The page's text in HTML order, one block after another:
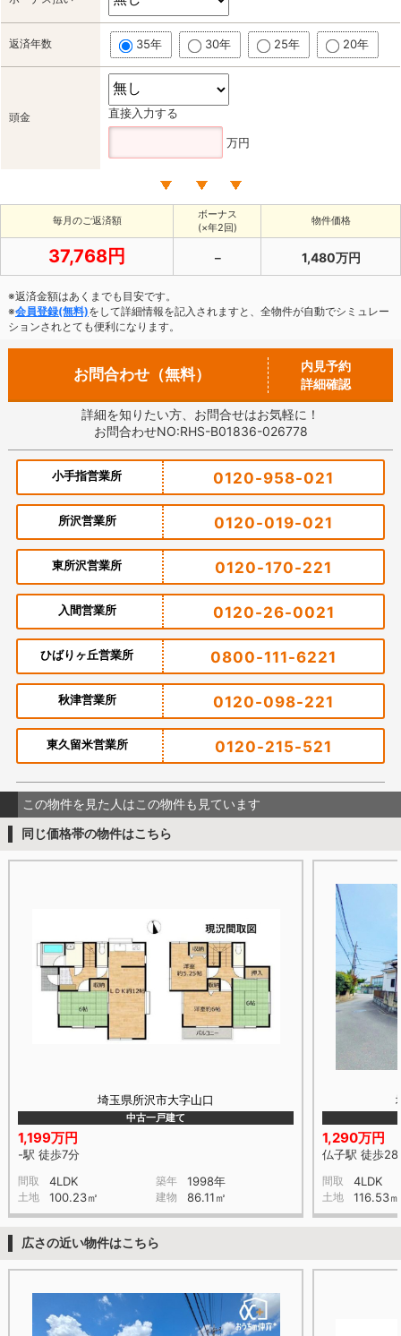
返済年数 35年 30年 25年 20年
頭金 直接入力する
万円
毎月のご返済額
ボーナス
(×年2回)
物件価格
37,768円 － 1,480万円
※返済金額はあくまでも目安です。
※会員登録(無料)をして詳細情報を記入されますと、全物件が自動でシミュレー
ションされとても便利になります。
お問合わせ（無料）
内見予約
詳細確認
詳細を知りたい方、お問合せはお気軽に！
お問合わせNO:RHS-B01836-026778
小手指営業所 0120-958-021
所沢営業所 0120-019-021
東所沢営業所 0120-170-221
入間営業所 0120-26-0021
ひばりヶ丘営業所 0800-111-6221
秋津営業所 0120-098-221
東久留米営業所 0120-215-521
この物件を見た人はこの物件も見ています
同じ価格帯の物件はこちら
埼玉県所沢市大字山口
中古一戸建て
1,199万円
-駅 徒歩7分
間取 4LDK 築年 1998年
土地 100.23㎡ 建物 86.11㎡
1,290万円
仏子駅 徒歩28
間取 4LDK
土地 116.53㎡
広さの近い物件はこちら